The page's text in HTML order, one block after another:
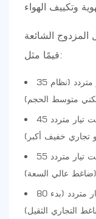
الشائعة
قيمًا مثل:
35 ميكروفاراد 5 ميكروفاراد / 440 فولت تيار متردد (نظام
متوسط الحجم)
45 ميكروفاراد 5 ميكروفاراد / 440 فولت تيار متردد
تجاري خفيف أكبر)
55 ميكروفاراد 7.5 ميكروفاراد / 440 فولت تيار متردد
(ضاغط عالي السعة)
80 ميكروفاراد 10 ميكروفاراد / 370 فولت تيار متردد (بدء
التجاري الثقيل)